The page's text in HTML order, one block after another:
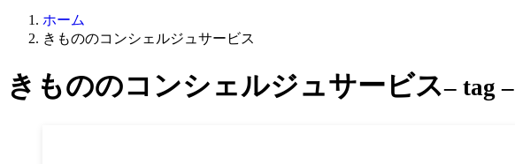
ホーム
きもののコンシェルジュサービス
きもののコンシェルジュサービス– tag –